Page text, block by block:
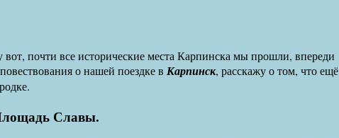
вот, почти все исторические места Карпинска мы прошли, впереди
о нашей поездке в Карпинск, расскажу о том, что ещё
Славы.